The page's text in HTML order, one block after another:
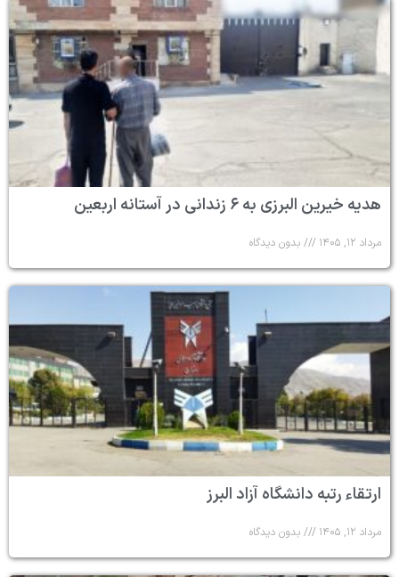
هدیه خیرین البرزی به ۶ زندانی در آستانه اربعین
مرداد ۱۲, ۱۴۰۵ بدون دیدگاه
ارتقاء رتبه دانشگاه آزاد البرز
مرداد ۱۲, ۱۴۰۵ بدون دیدگاه